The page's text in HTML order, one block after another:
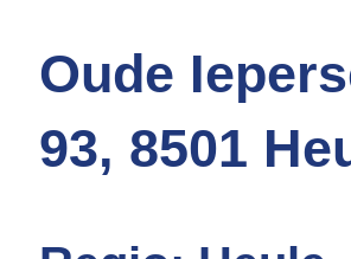
Oude
93, 8501